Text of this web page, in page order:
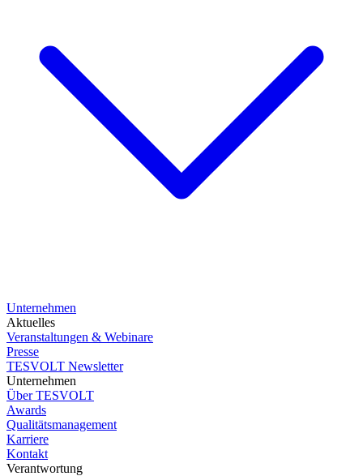
Unternehmen
Aktuelles
Veranstaltungen & Webinare
Presse
TESVOLT Newsletter
Unternehmen
Über TESVOLT
Awards
Qualitätsmanagement
Karriere
Kontakt
Verantwortung